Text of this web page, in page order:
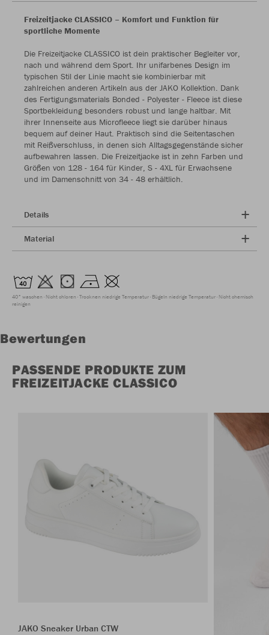
Freizeitjacke CLASSICO – Komfort und Funktion für
sportliche Momente
Die Freizeitjacke CLASSICO ist dein praktischer Begleiter vor,
nach und während dem Sport. Ihr unifarbenes Design im
typischen Stil der Linie macht sie kombinierbar mit
zahlreichen anderen Artikeln aus der JAKO Kollektion. Dank
des Fertigungsmaterials Bonded - Polyester - Fleece ist diese
Sportbekleidung besonders robust und lange haltbar. Mit
ihrer Innenseite aus Microfleece liegt sie darüber hinaus
bequem auf deiner Haut. Praktisch sind die Seitentaschen
mit Reißverschluss, in denen sich Alltagsgegenstände sicher
aufbewahren lassen. Die Freizeitjacke ist in zehn Farben und
Größen von 128 - 164 für Kinder, S - 4XL für Erwachsene
und im Damenschnitt von 34 - 48 erhältlich.
Details
Material
40° waschen Nicht chloren Trocknen niedrige Temperatur Bügeln niedrige Temperatur Nicht chemisch
reinigen
Bewertungen
PASSENDE PRODUKTE ZUM
FREIZEITJACKE CLASSICO
JAKO Sneaker Urban CTW